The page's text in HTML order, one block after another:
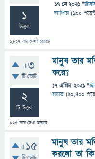
1
উত্তর
1,827 বার দেখা হয়েছে
17 মে 2021 "
আদ্রিতা (190
+3
টি ভোট
2
টি উত্তর
825 বার দেখা হয়েছে
মানুষ তার
করে?
17 এপ্রিল 2021 "
হায়াত (20,400
+15
মানুষ তার
করলো তা কি